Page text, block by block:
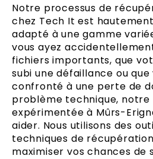
Notre processus de
chez Tech It est
adapté à une gamme
vous ayez
fichiers importants, que
subi une défaillance ou que
confronté à une perte de
problème technique, notre
expérimentée à Mûrs-
aider. Nous utilisons des
techniques de
maximiser vos chances de